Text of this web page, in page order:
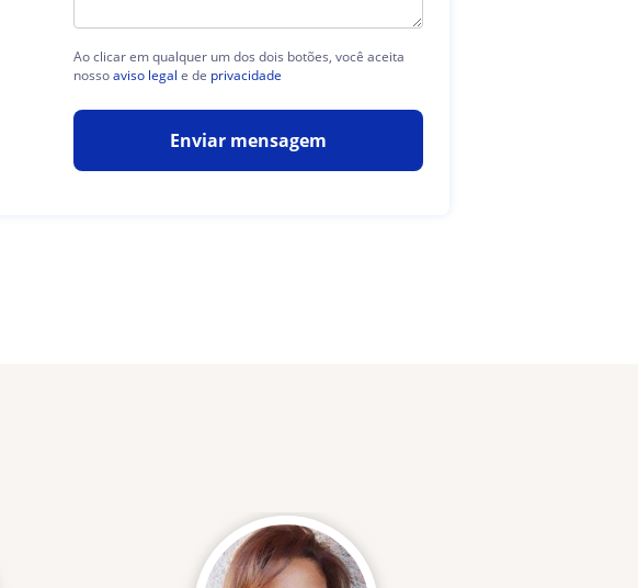
Ao clicar em qualquer um dos dois botões, você aceita
nossoaviso legal e de privacidade
Enviar mensagem